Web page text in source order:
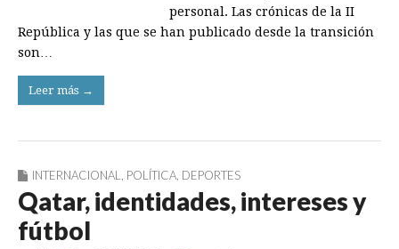
personal. Las crónicas de la II
República y las que se han publicado desde la transición
son…
Leer más →
INTERNACIONAL POLÍTICA DEPORTES
Qatar, identidades, intereses y
fútbol